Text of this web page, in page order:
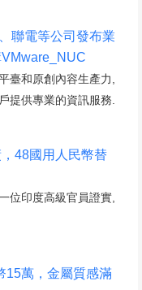
聯電等公司發布業
臺和原創內容生產力,
提供專業的資訊服務.
48國用人民幣替
位印度高級官員證實,
15萬，金屬質感滿